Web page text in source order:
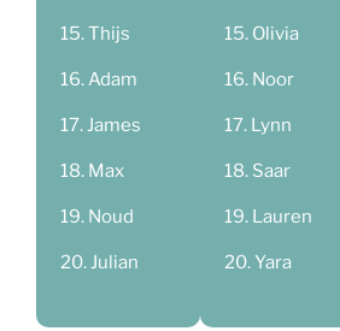
Thijs
Adam
James
Max
Noud
Julian
Olivia
Noor
Lynn
Saar
Lauren
Yara